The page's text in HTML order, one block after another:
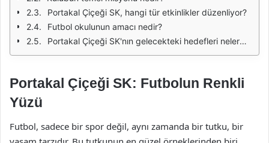
Portakal Çiçeği SK, hangi tür etkinlikler düzenliyor?
Futbol okulunun amacı nedir?
Portakal Çiçeği SK'nın gelecekteki hedefleri nelerdir?
Portakal Çiçeği SK: Futbolun Renkli
Yüzü
Futbol, sadece bir spor değil, aynı zamanda bir tutku, bir